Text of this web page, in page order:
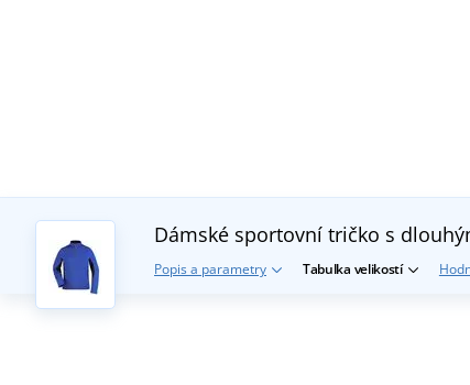
Dámské sportovní tričko s
Popis a parametry Tabulka velikostí